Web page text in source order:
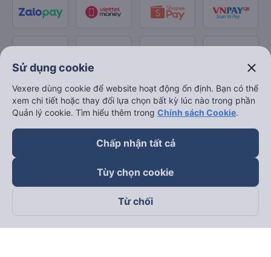
Theo dõi chúng tôi trên
Sử dụng cookie close
Vexere dùng cookie để website hoạt động ổn định. Bạn có thể
xem chi tiết hoặc thay đổi lựa chọn bất kỳ lúc nào trong phần
Quản lý cookie. Tìm hiểu thêm trong Chính sách Cookie.
Chấp nhận tất cả
Tùy chọn cookie
Từ chối